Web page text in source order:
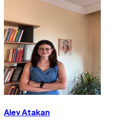
Alev Atakan